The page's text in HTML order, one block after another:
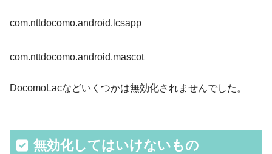
com.nttdocomo.android.lcsapp
com.nttdocomo.android.mascot
DocomoLacなどいくつかは無効化されませんでした。
無効化してはいけないもの